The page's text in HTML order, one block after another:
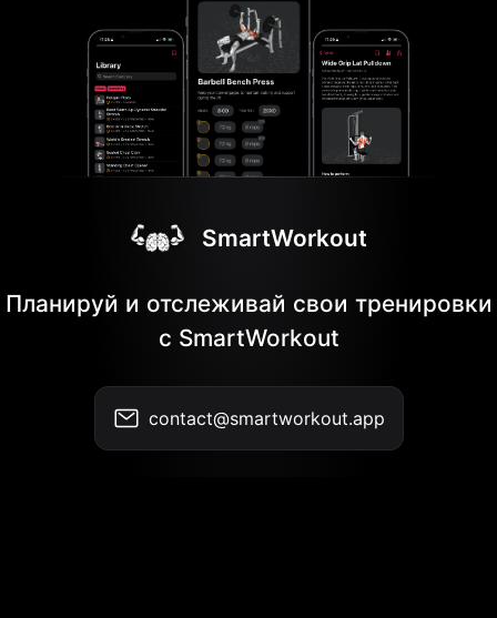
SmartWorkout
Планируй и отслеживай свои тренировки
с SmartWorkout
contact@smartworkout.app